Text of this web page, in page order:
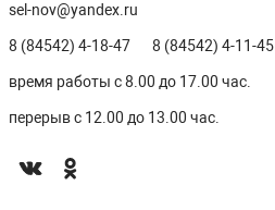
sel-nov@yandex.ru
8 (84542) 4-18-47 8 (84542) 4-11-45
время работы с 8.00 до 17.00 час.
перерыв с 12.00 до 13.00 час.